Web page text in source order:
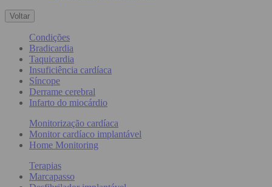
Voltar
Condições
Bradicardia
Taquicardia
Insuficiência cardíaca
Síncope
Derrame cerebral
Infarto do miocárdio
Monitorização cardíaca
Monitor cardíaco implantável
Home Monitoring
Terapias
Marcapasso